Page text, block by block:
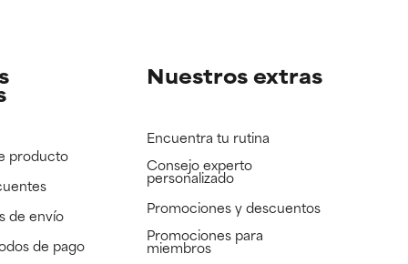
producto
de envío
de pago
Nuestros extras
Encuentra tu rutina
Consejo experto
personalizado
Promociones y descuentos​
Promociones para
miembros